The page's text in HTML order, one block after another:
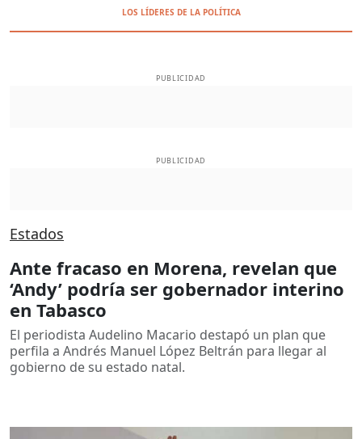
LOS LÍDERES DE LA POLÍTICA
PUBLICIDAD
PUBLICIDAD
Estados
Ante fracaso en Morena, revelan que
‘Andy’ podría ser gobernador interino
en Tabasco
El periodista Audelino Macario destapó un plan que
perfila a Andrés Manuel López Beltrán para llegar al
gobierno de su estado natal.